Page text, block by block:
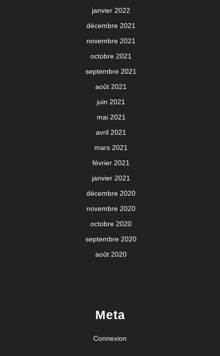
janvier 2022
décembre 2021
novembre 2021
octobre 2021
septembre 2021
août 2021
juin 2021
mai 2021
avril 2021
mars 2021
février 2021
janvier 2021
décembre 2020
novembre 2020
octobre 2020
septembre 2020
août 2020
Meta
Connexion